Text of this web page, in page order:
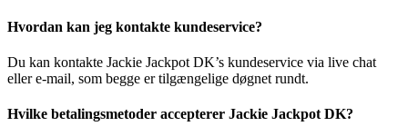
Hvordan kan jeg kontakte kundeservice?
Du kan kontakte Jackie Jackpot DK’s kundeservice via live chat
eller e-mail, som begge er tilgængelige døgnet rundt.
Hvilke betalingsmetoder accepterer Jackie Jackpot DK?